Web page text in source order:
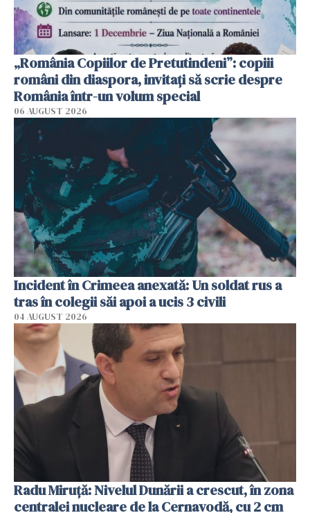
„România Copiilor de Pretutindeni”: copiii
români din diaspora, invitați să scrie despre
România într-un volum special
06 AUGUST 2026
Incident în Crimeea anexată: Un soldat rus a
tras în colegii săi apoi a ucis 3 civili
04 AUGUST 2026
Radu Miruţă: Nivelul Dunării a crescut, în zona
centralei nucleare de la Cernavodă, cu 2 cm